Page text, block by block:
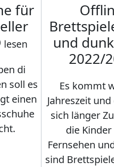
für
lesen
di
soll es
einen
und
2022/
Es kommt
Jahreszeit
sich länger
die
Fernsehen
sind